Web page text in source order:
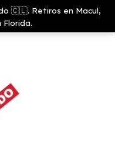
🇨🇱. Retiros en Macul,
Florida.